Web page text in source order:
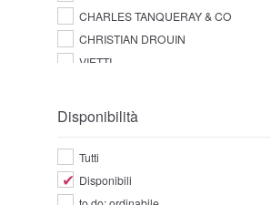
CHARLES TANQUERAY & CO
CHRISTIAN DROUIN
VIETTI
Disponibilità
Tutti
Disponibili